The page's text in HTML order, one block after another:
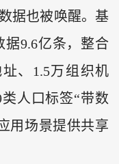
据也被唤醒。基
9.6亿条，整合
、1.5万组织机
人口标签“带数
用场景提供共享